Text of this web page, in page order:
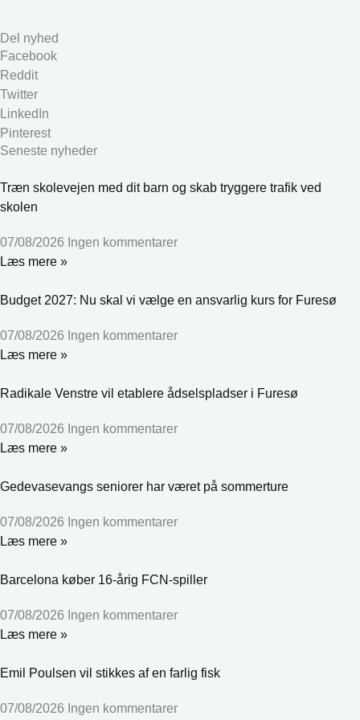
Del nyhed
Facebook
Reddit
Twitter
LinkedIn
Pinterest
Seneste nyheder
Træn skolevejen med dit barn og skab tryggere trafik ved
skolen
07/08/2026 Ingen kommentarer
Læs mere »
Budget 2027: Nu skal vi vælge en ansvarlig kurs for Furesø
07/08/2026 Ingen kommentarer
Læs mere »
Radikale Venstre vil etablere ådselspladser i Furesø
07/08/2026 Ingen kommentarer
Læs mere »
Gedevasevangs seniorer har været på sommerture
07/08/2026 Ingen kommentarer
Læs mere »
Barcelona køber 16-årig FCN-spiller
07/08/2026 Ingen kommentarer
Læs mere »
Emil Poulsen vil stikkes af en farlig fisk
07/08/2026 Ingen kommentarer